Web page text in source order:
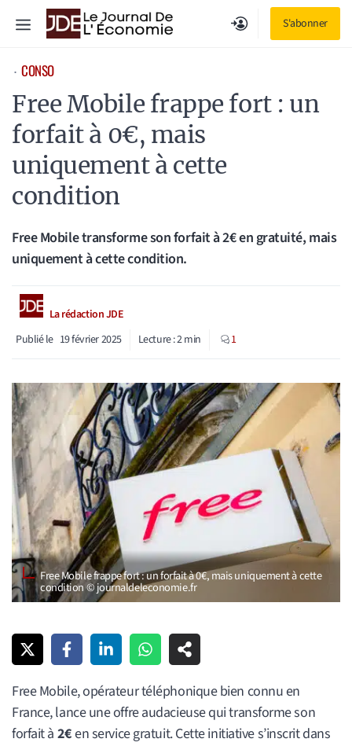
S'abonner
Menu
⋅ CONSO
Free Mobile frappe fort : un
forfait à 0€, mais
uniquement à cette
condition
Free Mobile transforme son forfait à 2€ en gratuité, mais
uniquement à cette condition.
La rédaction JDE
Publié le 19 février 2025 Lecture :2min 1
Free Mobile frappe fort : un forfait à 0€, mais uniquement à cette
condition © journaldeleconomie.fr
Free Mobile, opérateur téléphonique bien connu en
France, lance une offre audacieuse qui transforme son
forfait à 2€en service gratuit. Cette initiative s’inscrit dans